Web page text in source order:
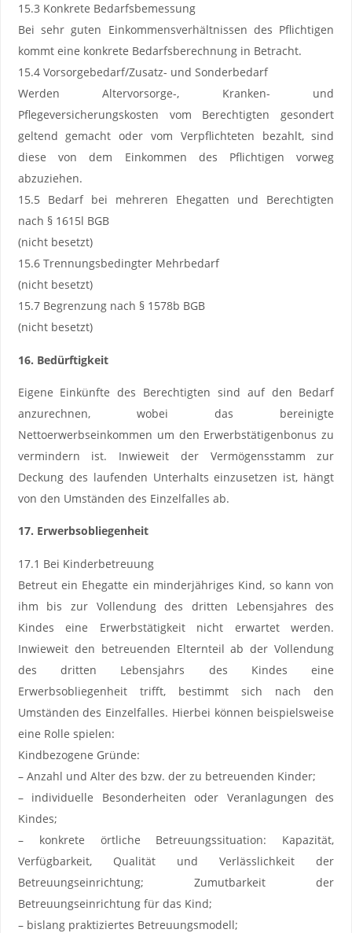
15.3 Konkrete Bedarfsbemessung
Bei sehr guten Einkommensverhältnissen des Pflichtigen
kommt eine konkrete Bedarfsberechnung in Betracht.
15.4 Vorsorgebedarf/Zusatz- und Sonderbedarf
Werden Altervorsorge-, Kranken- und
Pflegeversicherungskosten vom Berechtigten gesondert
geltend gemacht oder vom Verpflichteten bezahlt, sind
diese von dem Einkommen des Pflichtigen vorweg
abzuziehen.
15.5 Bedarf bei mehreren Ehegatten und Berechtigten
nach § 1615l BGB
(nicht besetzt)
15.6 Trennungsbedingter Mehrbedarf
(nicht besetzt)
15.7 Begrenzung nach § 1578b BGB
(nicht besetzt)
16. Bedürftigkeit
Eigene Einkünfte des Berechtigten sind auf den Bedarf
anzurechnen, wobei das bereinigte
Nettoerwerbseinkommen um den Erwerbstätigenbonus zu
vermindern ist. Inwieweit der Vermögensstamm zur
Deckung des laufenden Unterhalts einzusetzen ist, hängt
von den Umständen des Einzelfalles ab.
17. Erwerbsobliegenheit
17.1 Bei Kinderbetreuung
Betreut ein Ehegatte ein minderjähriges Kind, so kann von
ihm bis zur Vollendung des dritten Lebensjahres des
Kindes eine Erwerbstätigkeit nicht erwartet werden.
Inwieweit den betreuenden Elternteil ab der Vollendung
des dritten Lebensjahrs des Kindes eine
Erwerbsobliegenheit trifft, bestimmt sich nach den
Umständen des Einzelfalles. Hierbei können beispielsweise
eine Rolle spielen:
Kindbezogene Gründe:
– Anzahl und Alter des bzw. der zu betreuenden Kinder;
– individuelle Besonderheiten oder Veranlagungen des
Kindes;
– konkrete örtliche Betreuungssituation: Kapazität‚
Verfügbarkeit, Qualität und Verlässlichkeit der
Betreuungseinrichtung; Zumutbarkeit der
Betreuungseinrichtung für das Kind;
– bislang praktiziertes Betreuungsmodell;